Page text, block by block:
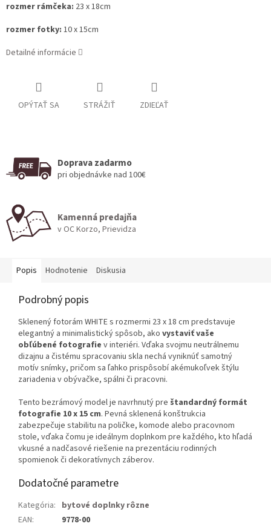
rozmer rámčeka: 23 x 18cm
rozmer fotky: 10 x 15cm
Detailné informácie
OPÝTAŤ SA STRÁŽIŤ ZDIEĽAŤ
Doprava zadarmo
pri objednávke nad 100€
Kamenná predajňa
v OC Korzo, Prievidza
Popis Hodnotenie Diskusia
Podrobný popis
Sklenený fotorám WHITE s rozmermi 23 x 18 cm predstavuje
elegantný a minimalistický spôsob, ako vystaviť vaše
obľúbené fotografie v interiéri. Vďaka svojmu neutrálnemu
dizajnu a čistému spracovaniu skla nechá vyniknúť samotný
motív snímky, pričom sa ľahko prispôsobí akémukoľvek štýlu
zariadenia v obývačke, spálni či pracovni.
Tento bezrámový model je navrhnutý pre štandardný formát
fotografie 10 x 15 cm. Pevná sklenená konštrukcia
zabezpečuje stabilitu na poličke, komode alebo pracovnom
stole, vďaka čomu je ideálnym doplnkom pre každého, kto hľadá
vkusné a nadčasové riešenie na prezentáciu rodinných
spomienok či dekoratívnych záberov.
Dodatočné parametre
Kategória: bytové doplnky rôzne
EAN: 9778-00